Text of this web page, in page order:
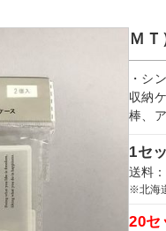
Ｍ
・シ
収納
棒、
1セ
送料：
※北海
20セ